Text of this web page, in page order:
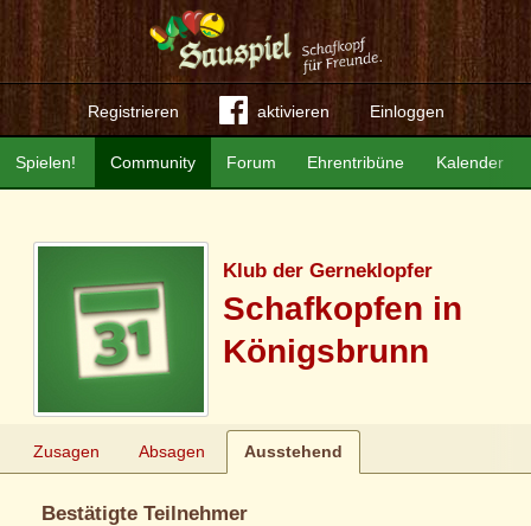
Registrieren aktivieren Einloggen
Community Forum Ehrentribüne Kalender
Spielen!
Klub der Gerneklopfer
Schafkopfen in
Königsbrunn
Zusagen Absagen Ausstehend
Bestätigte Teilnehmer